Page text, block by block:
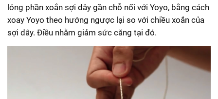
lỏng phần xoắn sợi dây gần chỗ nối với Yoyo, bằng cách
xoay Yoyo theo hướng ngược lại so với chiều xoắn của
sợi dây. Điều nhằm giảm sức căng tại đó.